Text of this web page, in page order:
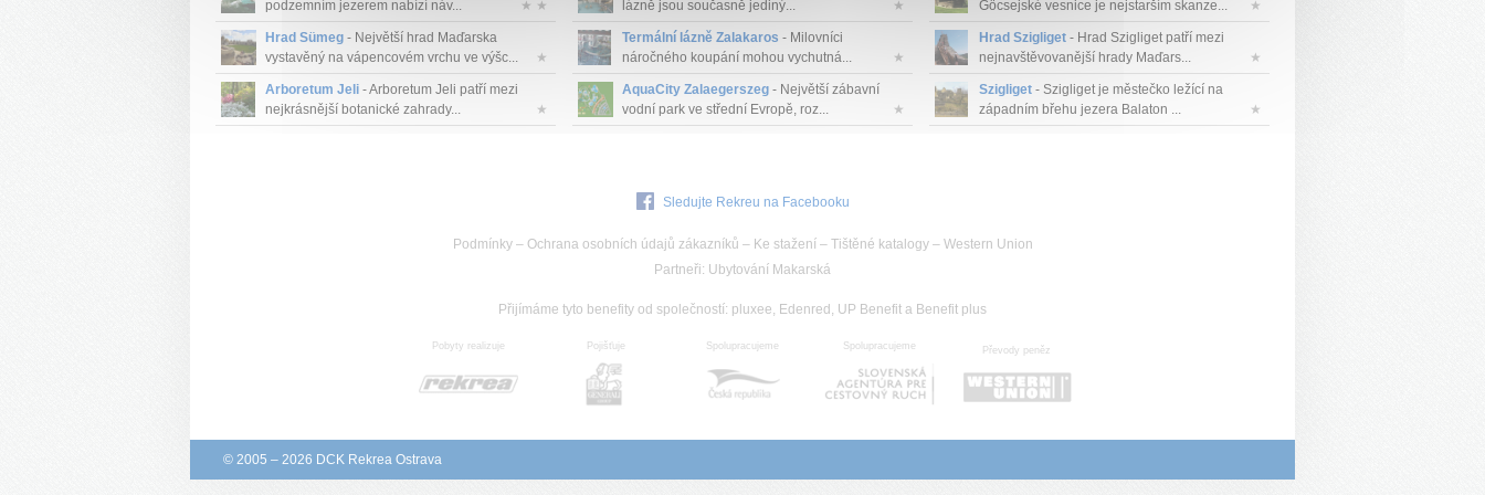
podzemním jezerem nabízí náv...
★ ★
Hrad Sümeg - Největší hrad Maďarska
vystavěný na vápencovém vrchu ve výšc...
★
Arboretum Jeli - Arboretum Jeli patří mezi
nejkrásnější botanické zahrady...
★
lázně jsou současně jediný...
★
Termální lázně Zalakaros - Milovníci
náročného koupání mohou vychutná...
★
AquaCity Zalaegerszeg- Největší zábavní
vodní park ve střední Evropě, roz...
★
Göcsejské vesnice je nejstarším skanze...
★
Hrad Szigliget- Hrad Szigliget patří mezi
nejnavštěvovanější hrady Maďars...
★
Szigliget- Szigliget je městečko ležící na
západním břehu jezera Balaton ...
★
Sledujte Rekreu na Facebooku
Podmínky– Ochrana osobních údajů zákazníků – Ke stažení – Tištěné katalogy– Western Union
Partneři: Ubytování Makarská
Přijímáme tyto benefity od společností: pluxee, Edenred, UP Benefit a Benefit plus
Pobyty realizuje Pojišťuje Spolupracujeme Spolupracujeme Převody peněz
© 2005 – 2026 DCK Rekrea Ostrava